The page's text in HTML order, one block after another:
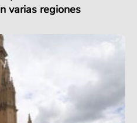
varias regiones